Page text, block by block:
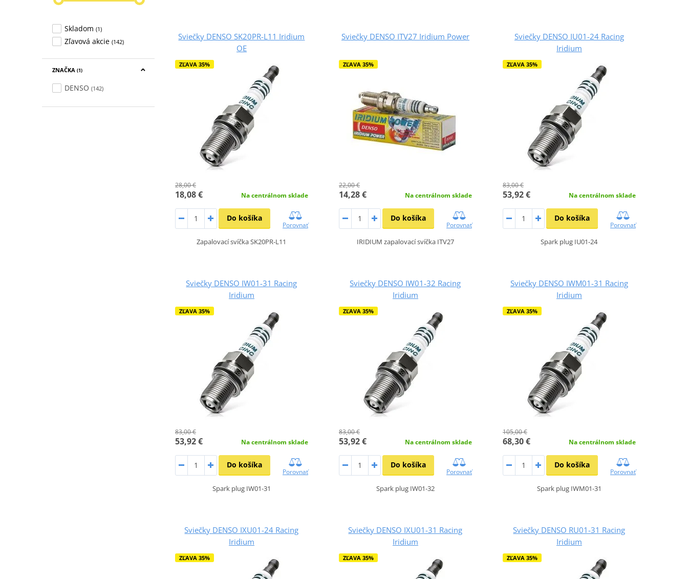
Skladom (1)
Zľavová akcie (142)
ZNAČKA (1)
DENSO (142)
Sviečky DENSO SK20PR-L11 Iridium
OE
ZĽAVA 35%
28,00 €
18,08 € Na centrálnom sklade
Do košíka
Porovnať
Zapalovací svíčka SK20PR-L11
Sviečky DENSO ITV27 Iridium Power
ZĽAVA 35%
22,00 €
14,28 € Na centrálnom sklade
Do košíka
Porovnať
IRIDIUM zapalovací svíčka ITV27
Sviečky DENSO IU01-24 Racing
Iridium
ZĽAVA 35%
83,00 €
53,92 € Na centrálnom sklade
Do košíka
Porovnať
Spark plug IU01-24
Sviečky DENSO IW01-31 Racing
Iridium
ZĽAVA 35%
83,00 €
53,92 € Na centrálnom sklade
Do košíka
Porovnať
Spark plug IW01-31
Sviečky DENSO IW01-32 Racing
Iridium
ZĽAVA 35%
83,00 €
53,92 € Na centrálnom sklade
Do košíka
Porovnať
Spark plug IW01-32
Sviečky DENSO IWM01-31 Racing
Iridium
ZĽAVA 35%
105,00 €
68,30 € Na centrálnom sklade
Do košíka
Porovnať
Spark plug IWM01-31
Sviečky DENSO IXU01-24 Racing
Iridium
ZĽAVA 35%
Sviečky DENSO IXU01-31 Racing
Iridium
ZĽAVA 35%
Sviečky DENSO RU01-31 Racing
Iridium
ZĽAVA 35%